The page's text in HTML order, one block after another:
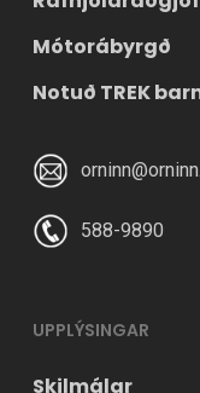
Mótorábyrgð
Notuð TREK
588-9890
UPPLÝSINGAR
Skilmálar